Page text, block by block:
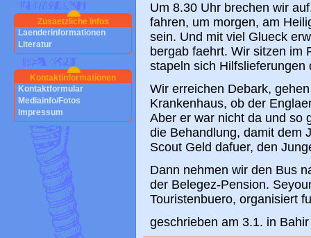
Zusaetzliche Infos
Laenderinformationen
Literatur
Kontaktinformationen
Kontaktformular
Mediainfo/Fotos
Impressum
Um 8.30 Uhr brechen wir
fahren, um morgen, am
sein. Und mit viel Glueck
bergab faehrt. Wir sitzen im
stapeln sich
Wir erreichen Debark,
Krankenhaus, ob der
Aber er war nicht da und so
die Behandlung, damit dem
Scout Geld dafuer, den
Dann nehmen wir den Bus
der Belegez-Pension.
Touristenbuero, organisiert
geschrieben am 3.1. in